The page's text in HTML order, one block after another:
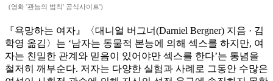
(영화 '관능의 법칙' 공식사이트')
『욕망하는 여자』〈대니얼 버그너(Darniel Bergner) 지음 · 김
학영 옮김〉는 ‘남자는 동물적 본능에 의해 섹스를 하지만, 여
자는 친밀한 관계와 믿음이 있어야만 섹스를 한다’는 통념을
철저히 깨부순다. 저자는 다양한 실험과 사례로 그동안 수많은